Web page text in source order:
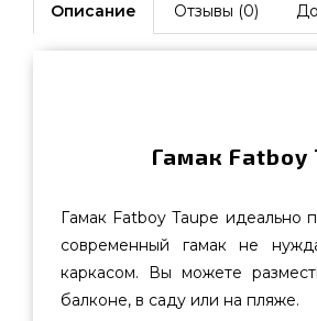
Описание Отзывы (0)
Гамак Fatboy
Гамак Fatboy Taupe идеально
современный гамак не
каркасом. Вы можете
балконе, в саду или на пляже.